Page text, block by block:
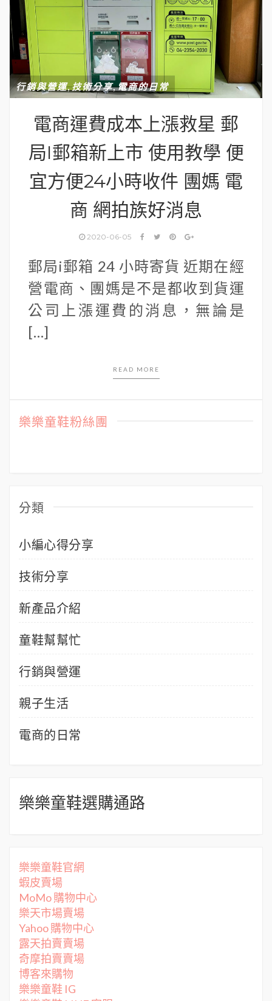
行銷與營運,技術分享,電商的日常
電商運費成本上漲救星 郵
局I郵箱新上市 使用教學 便
宜方便24小時收件 團媽 電
商 網拍族好消息
2020-06-05
郵局i郵箱 24 小時寄貨 近期在經
營電商、團媽是不是都收到貨運
公司上漲運費的消息，無論是
[…]
READ MORE
樂樂童鞋粉絲團
分類
小編心得分享
技術分享
新產品介紹
童鞋幫幫忙
行銷與營運
親子生活
電商的日常
樂樂童鞋選購通路
樂樂童鞋官網
蝦皮賣場
MoMo 購物中心
樂天市場賣場
Yahoo 購物中心
露天拍賣賣場
奇摩拍賣賣場
博客來購物
樂樂童鞋 IG